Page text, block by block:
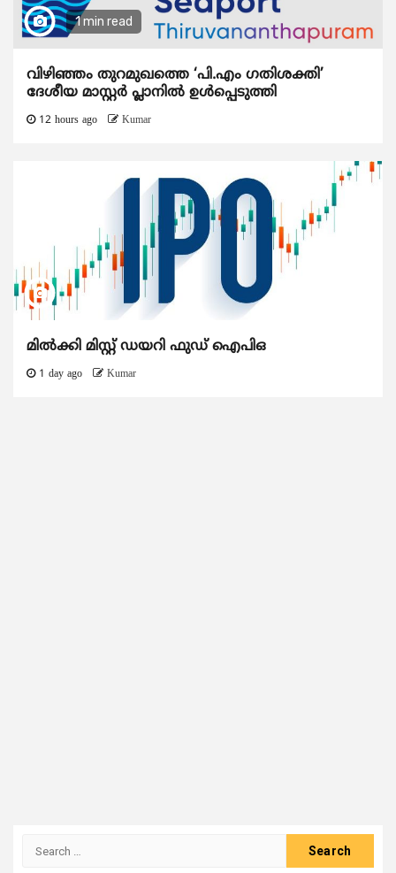
1 min read
വിഴിഞ്ഞം തുറമുഖത്തെ ‘പി.എം ഗതിശക്തി’
ദേശീയ മാസ്റ്റർ പ്ലാനിൽ ഉൾപ്പെടുത്തി
12 hours ago Kumar
മിൽക്കി മിസ്റ്റ് ഡയറി ഫുഡ് ഐപിഒ
1 day ago Kumar